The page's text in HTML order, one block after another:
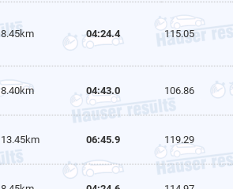
8.45km 04:24.4 115.05
8.40km 04:43.0 106.86
13.45km 06:45.9 119.29